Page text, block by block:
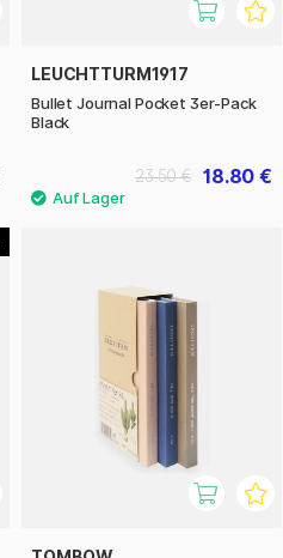
LEUCHTTURM1917
Bullet Journal Pocket 3er-Pack
Black
18.80 €
23.50 €